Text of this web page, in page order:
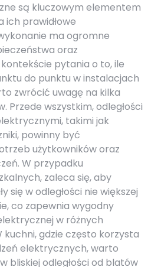
są kluczowym elementem
ich prawidłowe
ma ogromne
oraz
pytania o to, ile
do punktu w instalacjach
zwrócić uwagę na kilka
Przede wszystkim, odległości
takimi jak
powinny być
użytkowników oraz
W przypadku
zaleca się, aby
się w odległości nie większej
co zapewnia wygodny
w różnych
kuchni, gdzie często korzysta
elektrycznych, warto
bliskiej odległości od blatów